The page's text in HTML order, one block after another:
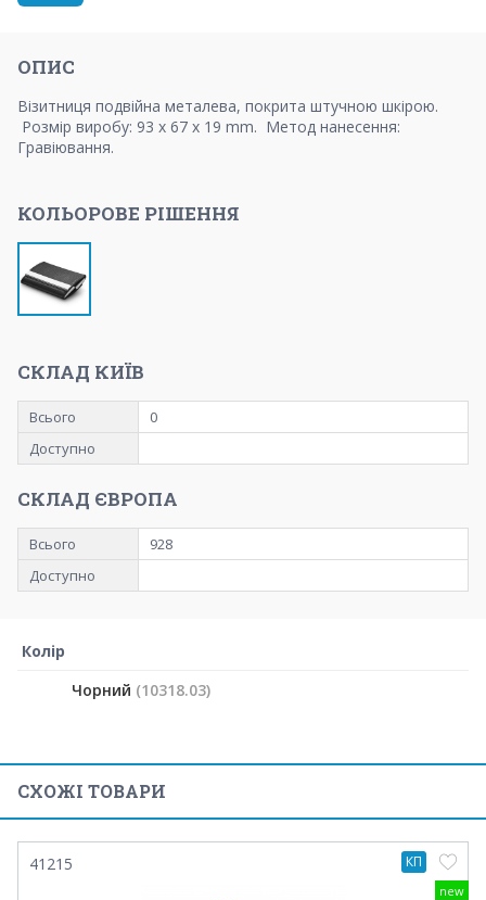
ОПИС
Візитниця подвійна металева, покрита штучною шкірою.
Розмір виробу: 93 x 67 x 19 mm. Метод нанесення:
Гравіювання.
КОЛЬОРОВЕ РІШЕННЯ
СКЛАД КИЇВ
Всього
0
Доступно
СКЛАД ЄВРОПА
Всього
928
Доступно
Колір
Чорний (10318.03)
СХОЖІ ТОВАРИ
new
41215 КП